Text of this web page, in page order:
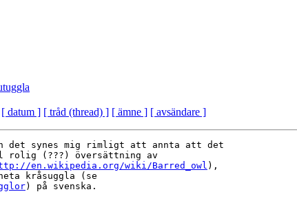
[ datum ] [ tråd (thread) ] [ ämne ] [ avsändare ]
det synes mig rimligt att annta att det
(???) översättning av
en.wikipedia.org/wiki/Barred_owl ),
) på svenska.